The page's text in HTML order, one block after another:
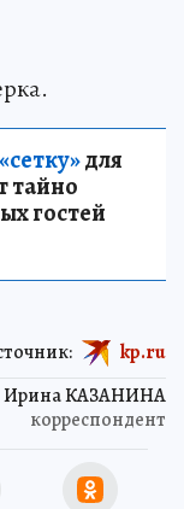
для
тайно
гостей
Ирина КАЗАНИНА
корреспондент
kp.ru